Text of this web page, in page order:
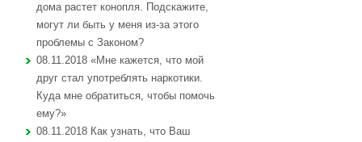
дома растет конопля. Подскажите,
могут ли быть у меня из-за этого
проблемы с Законом?
08.11.2018 «Мне кажется, что мой
друг стал употреблять наркотики.
Куда мне обратиться, чтобы помочь
ему?»
08.11.2018 Как узнать, что Ваш